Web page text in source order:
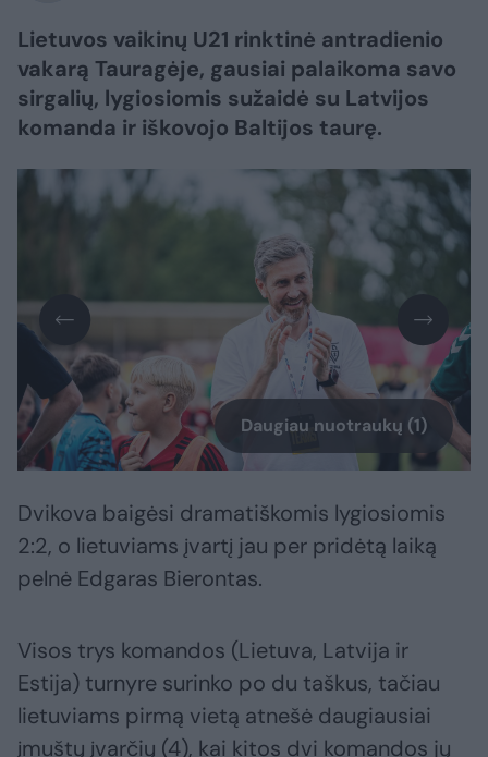
Lietuvos vaikinų U21 rinktinė antradienio
vakarą Tauragėje, gausiai palaikoma savo
sirgalių, lygiosiomis sužaidė su Latvijos
komanda ir iškovojo Baltijos taurę.
Daugiau nuotraukų (1)
Dvikova baigėsi dramatiškomis lygiosiomis
2:2, o lietuviams įvartį jau per pridėtą laiką
pelnė Edgaras Bierontas.
Visos trys komandos (Lietuva, Latvija ir
Estija) turnyre surinko po du taškus, tačiau
lietuviams pirmą vietą atnešė daugiausiai
įmuštų įvarčių (4), kai kitos dvi komandos jų